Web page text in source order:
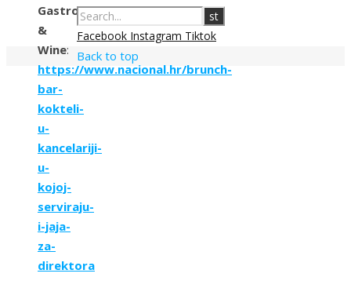
Gastro
&
Wine:
https://www.nacional.hr/brunch-
bar-
kokteli-
u-
kancelariji-
u-
kojoj-
serviraju-
i-jaja-
za-
direktora
Facebook Instagram Tiktok
Back to top